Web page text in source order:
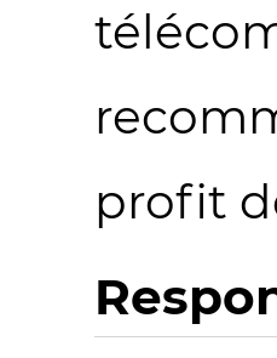
profit